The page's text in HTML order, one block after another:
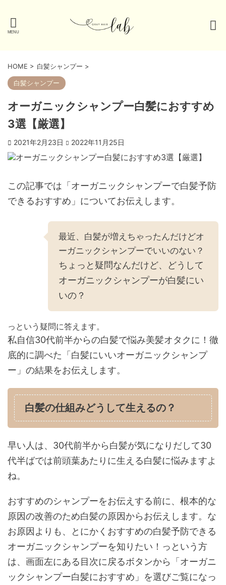
HOME > 白髪シャンプー >
白髪シャンプー
オーガニックシャンプー白髪におすすめ
3選【厳選】
2021年2月23日 2022年11月25日
この記事では「オーガニックシャンプーで白髪予防
できるおすすめ」についてお伝えします。
最近、白髪が増えちゃったんだけどオ
ーガニックシャンプーでいいのない？
ちょっと疑問なんだけど、どうして
オーガニックシャンプーが白髪にい
いの？
っという疑問に答えます。
私自信30代前半からの白髪で悩み美髪オタクに！徹
底的に調べた「白髪にいいオーガニックシャンプ
ー」の結果をお伝えします。
白髪の仕組みどうして生えるの？
早い人は、30代前半から白髪が気になりだして30
代半ばでは前頭葉あたりに生える白髪に悩みますよ
ね。
おすすめのシャンプーをお伝えする前に、根本的な
原因の改善のため白髪の原因からお伝えします。な
お原因よりも、とにかくおすすめの白髪予防できる
オーガニックシャンプーを知りたい！っという方
は、画面左にある目次に戻るボタンから「オーガニ
ックシャンプー白髪におすすめ」を選びご覧になっ